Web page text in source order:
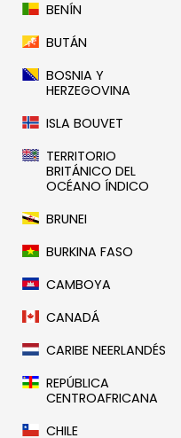
BENÍN
BUTÁN
BOSNIA Y
HERZEGOVINA
ISLA BOUVET
TERRITORIO
BRITÁNICO DEL
OCÉANO ÍNDICO
BRUNEI
BURKINA FASO
CAMBOYA
CANADÁ
CARIBE NEERLANDÉS
REPÚBLICA
CENTROAFRICANA
CHILE